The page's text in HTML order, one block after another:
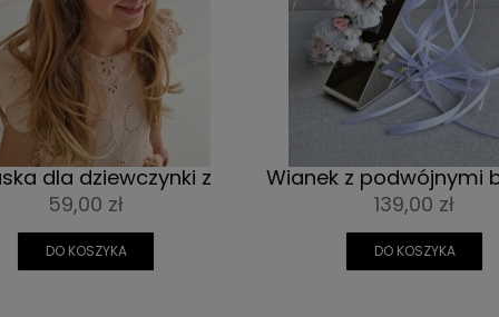
dla dziewczynki z
różami i ryżykiem
59,00 zł
DO KOSZYKA
Wianek z podwójnymi
różami i wstążkami
139,00 zł
DO KOSZYKA